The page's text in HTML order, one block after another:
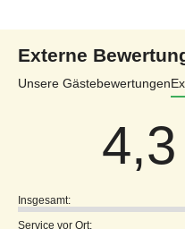
Externe
Unsere Gästebewertungen
4,3
Insgesamt:
Service vor Ort: